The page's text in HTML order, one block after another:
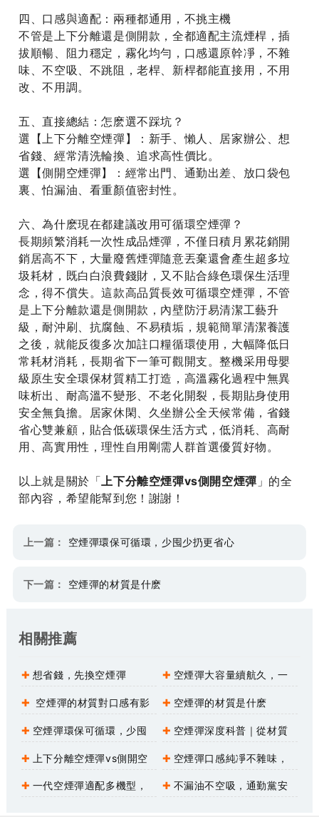
四、口感與適配：兩種都通用，不挑主機
不管是上下分離還是側開款，全都適配主流煙桿，插
拔順暢、阻力穩定，霧化均勻，口感還原幹凈，不雜
味、不空吸、不跳阻，老桿、新桿都能直接用，不用
改、不用調。
五、直接總結：怎麽選不踩坑？
選【上下分離空煙彈】：新手、懶人、居家辦公、想
省錢、經常清洗輪換、追求高性價比。
選【側開空煙彈】：經常出門、通勤出差、放口袋包
裏、怕漏油、看重顏值密封性。
六、為什麽現在都建議改用可循環空煙彈？
長期頻繁消耗一次性成品煙彈，不僅日積月累花銷開
銷居高不下，大量廢舊煙彈隨意丟棄還會產生超多垃
圾耗材，既白白浪費錢財，又不貼合綠色環保生活理
念，得不償失。這款高品質長效可循環空煙彈，不管
是上下分離款還是側開款，內壁防汙易清潔工藝升
級，耐沖刷、抗腐蝕、不易積垢，規範簡單清潔養護
之後，就能反復多次加註口糧循環使用，大幅降低日
常耗材消耗，長期省下一筆可觀開支。整機采用母嬰
級原生安全環保材質精工打造，高溫霧化過程中無異
味析出、耐高溫不變形、不老化開裂，長期貼身使用
安全無負擔。居家休閑、久坐辦公全天候常備，省錢
省心雙兼顧，貼合低碳環保生活方式，低消耗、高耐
用、高實用性，理性自用剛需人群首選優質好物。
以上就是關於「 上下分離空煙彈vs側開空煙彈 」的全
部內容，希望能幫到您！謝謝！
上一篇： 空煙彈環保可循環，少囤少扔更省心
下一篇： 空煙彈的材質是什麽
相關推薦
想省錢，先換空煙彈
空煙彈大容量續航久，一
天不用頻繁補油
空煙彈的材質對口感有影
響嗎？
空煙彈的材質是什麽
空煙彈環保可循環，少囤
少扔更省心
空煙彈深度科普｜從材質
原理到行業分級，全面讀懂空
煙彈
上下分離空煙彈vs側開空
煙彈
空煙彈口感純凈不雜味，
大口順滑更解壓
一代空煙彈適配多機型，
不漏油不空吸，通勤黨安